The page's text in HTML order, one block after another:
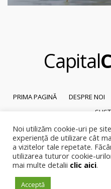
Capital
PRIMA PAGINĂ DESPRE NOI
© 2026
Reproducerea integrală sau
pagină a site-ului este posibilă
Noi utilizăm cookie-uri pe
experiență de utilizare cât
a vizitelor tale repetate.
utilizarea tuturor cookie-
mai multe detalii clic aici.
Acceptă